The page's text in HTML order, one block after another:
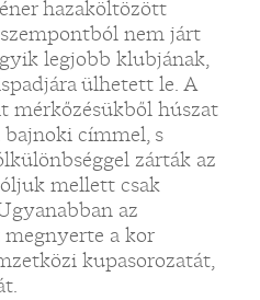
hazaköltözött
nem járt
legjobb klubjának,
ülhetett le. A
mérkőzésükből húszat
címmel, s
zárták az
mellett csak
az
a kor
kupasorozatát,